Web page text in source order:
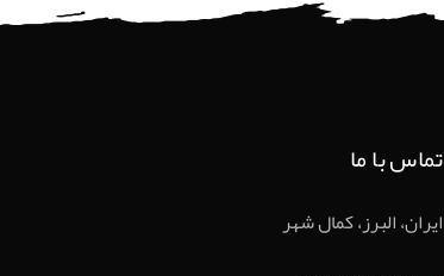
تماس با ما
ایران، البرز، کمال شهر